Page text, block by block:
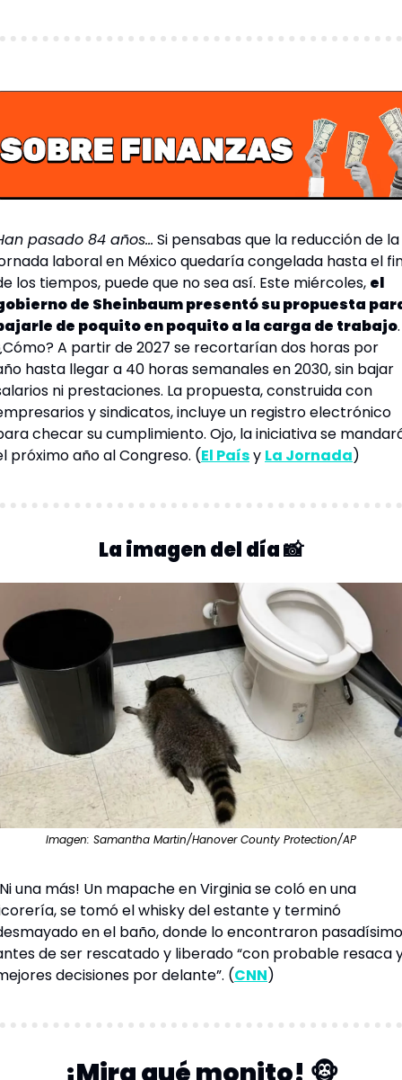
pasado 84 años… Si pensabas que la reducción de la
laboral en México quedaría congelada hasta el
los tiempos, puede que no sea así. Este miércoles, el
de Sheinbaum presentó su propuesta
de poquito en poquito a la carga de trabajo.
A partir de 2027 se recortarían dos horas por
hasta llegar a 40 horas semanales en 2030, sin bajar
ni prestaciones. La propuesta, construida con
y sindicatos, incluye un registro electrónico
checar su cumplimiento. Ojo, la iniciativa se
próximo año al Congreso. (El País y La Jornada)
La imagen del día 📸
Imagen: Samantha Martin/Hanover County Protection/AP
una más! Un mapache en Virginia se coló en una
se tomó el whisky del estante y terminó
en el baño, donde lo encontraron pasadísimo
de ser rescatado y liberado “con probable resaca
decisiones por delante”. (CNN)